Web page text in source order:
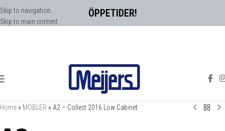
ÖPPETIDER!
Skip to navigation
Skip to main content
Home » MÖBLER » A2 – Collect 2016 Low Cabinet